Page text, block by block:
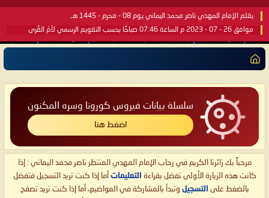
بقلم الإمام المهدي ناصر محمد اليماني يوم 08 - محرم - 1445 هـ
موافق 26 - 07 - 2023 م الساعة 07:46 صباحًا بحسب التقويم الرسمي لأمّ القُرى
سلسلة بيانات فيروس كورونا وسره المكنون
اضغط هنا
مرحباً بك زائرنا الكريم في رحاب الإمام المهدي المنتظر ناصر محمد اليماني : إذا
كانت هذه الزيارة الأولى تفضل بقراءة التعليمات أما إذا كنت تريد التسجيل فتفضل
بالضغط على التسجيل وتبدأ بالمشاركة في المواضيع، أما إذا كنت تريد تصفح